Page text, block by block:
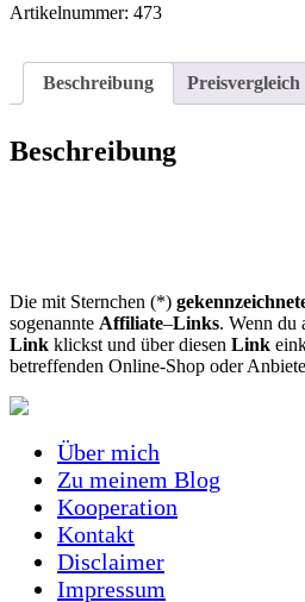
Artikelnummer: 473
Beschreibung Preisvergleich
Beschreibung
Die mit Sternchen (*)
sogenannte Affiliate–Links. Wenn du
Link klickst und über diesen Link
betreffenden Online-Shop oder
Über mich
Zu meinem Blog
Kooperation
Kontakt
Disclaimer
Impressum